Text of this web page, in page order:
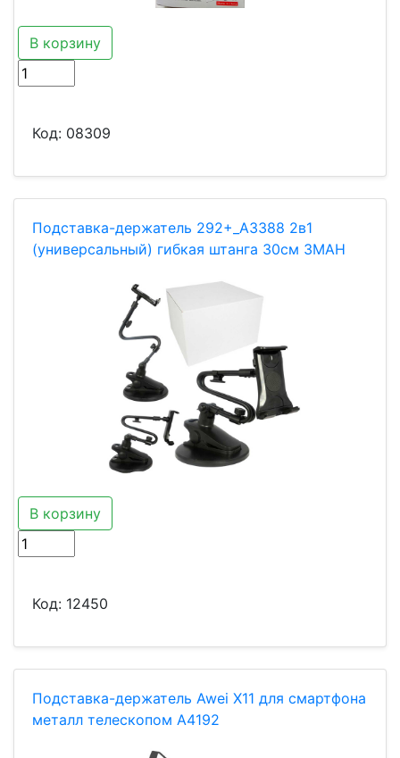
В корзину
Код: 08309
Подставка-держатель 292+_A3388 2в1
(универсальный) гибкая штанга 30см ЗМАН
В корзину
Код: 12450
Подставка-держатель Awei X11 для смартфона
металл телескопом A4192